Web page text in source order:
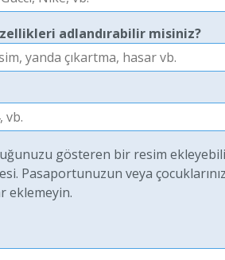
adlandırabilir misiniz?
gösteren bir resim
Pasaportunuzun veya
eklemeyin.